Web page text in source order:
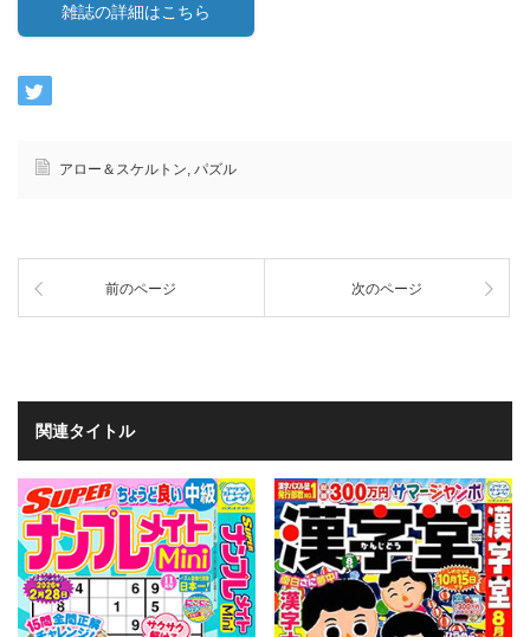
雑誌の詳細はこちら
アロー＆スケルトン パズル
前のページ 次のページ
関連タイトル